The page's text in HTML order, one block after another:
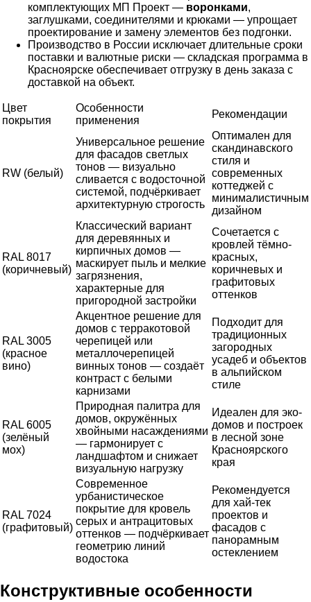
комплектующих МП Проект — воронками,
заглушками, соединителями и крюками — упрощает
проектирование и замену элементов без подгонки.
Производство в России исключает длительные сроки
поставки и валютные риски — складская программа в
Красноярске обеспечивает отгрузку в день заказа с
доставкой на объект.
Цвет
покрытия
Особенности
применения
Рекомендации
RW (белый)
Универсальное решение
для фасадов светлых
тонов — визуально
сливается с водосточной
системой, подчёркивает
архитектурную строгость
Оптимален для
скандинавского
стиля и
современных
коттеджей с
минималистичным
дизайном
RAL 8017
(коричневый)
Классический вариант
для деревянных и
кирпичных домов —
маскирует пыль и мелкие
загрязнения,
характерные для
пригородной застройки
Сочетается с
кровлей тёмно-
красных,
коричневых и
графитовых
оттенков
RAL 3005
(красное
вино)
Акцентное решение для
домов с терракотовой
черепицей или
металлочерепицей
винных тонов — создаёт
контраст с белыми
карнизами
Подходит для
традиционных
загородных
усадеб и объектов
в альпийском
стиле
RAL 6005
(зелёный
мох)
Природная палитра для
домов, окружённых
хвойными насаждениями
— гармонирует с
ландшафтом и снижает
визуальную нагрузку
Идеален для эко-
домов и построек
в лесной зоне
Красноярского
края
RAL 7024
(графитовый)
Современное
урбанистическое
покрытие для кровель
серых и антрацитовых
оттенков — подчёркивает
геометрию линий
водостока
Рекомендуется
для хай-тек
проектов и
фасадов с
панорамным
остеклением
Конструктивные особенности